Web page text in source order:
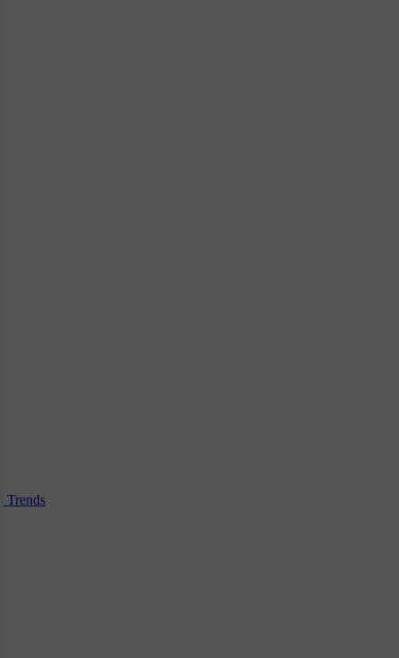
Trends